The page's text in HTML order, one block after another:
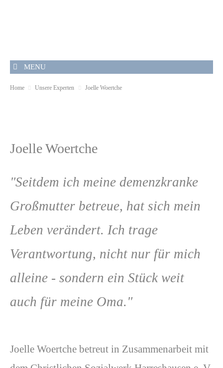
MENU
Home Unsere Experten Joelle Woertche
Joelle Woertche
"Seitdem ich meine demenzkranke
Großmutter betreue, hat sich mein
Leben verändert. Ich trage
Verantwortung, nicht nur für mich
alleine - sondern ein Stück weit
auch für meine Oma."
Joelle Woertche betreut in Zusammenarbeit mit